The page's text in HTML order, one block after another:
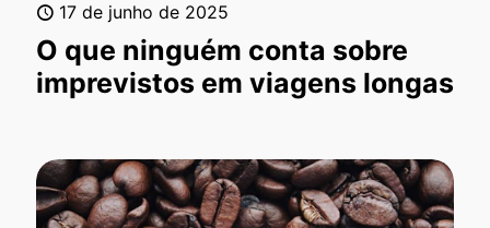
17 de junho de 2025
O que ninguém conta sobre
imprevistos em viagens longas